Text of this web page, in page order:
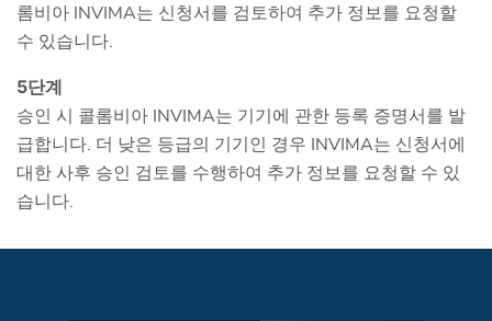
롬비아 INVIMA는 신청서를 검토하여 추가 정보를 요청할
수 있습니다.
5단계
승인 시 콜롬비아 INVIMA는 기기에 관한 등록 증명서를 발
급합니다. 더 낮은 등급의 기기인 경우 INVIMA는 신청서에
대한 사후 승인 검토를 수행하여 추가 정보를 요청할 수 있
습니다.